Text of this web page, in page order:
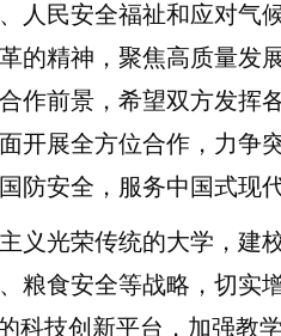
人民安全福祉和应对
的精神，聚焦高质量发
作前景，希望双方发
开展全方位合作，力
防安全，服务中国式现
光荣传统的大学，建
粮食安全等战略，切
科技创新平台，加强